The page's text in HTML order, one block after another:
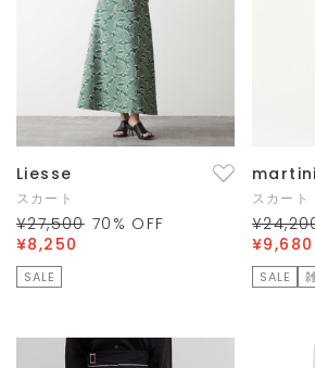
Liesse
スカート
¥27,500 70 % OFF
¥8,250
SALE
スカート
¥9,680
SALE